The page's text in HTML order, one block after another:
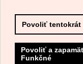
Povoliť tentokrát
Povoliť a
Funkčné